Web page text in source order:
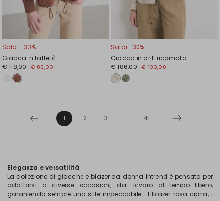
Saldi -30%
Giacca in taffetà
€ 118,00 € 83,00
Saldi -30%
Giacca in drill ricamato
€ 186,00 € 130,00
1 2 3 ... 41
Eleganza e versatilità
La collezione di giacche e blazer da donna Intrend è pensata per
adattarsi a diverse occasioni, dal lavoro al tempo libero,
garantendo sempre uno stile impeccabile. I blazer rosa cipria, i